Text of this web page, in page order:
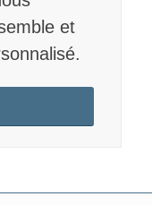
et